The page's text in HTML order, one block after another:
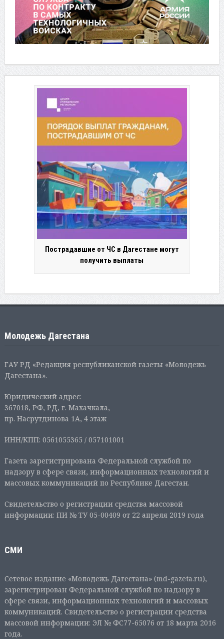
Пострадавшие от ЧС в Дагестане могут
получить выплаты
Молодежь Дагестана
ГАУ РД «Редакция республиканской газеты «Молодежь
Дагестана».
Юридический адрес:
367018, РФ, РД, г. Махачкала,
пр. Насрутдинова 1А, 4 этаж
ИНН/КПП: 0561055365 / 057101001
Газета зарегистрирована Федеральной службой по
надзору в сфере связи, информационных технологий и
массовых коммуникаций по Республике Дагестан.
Свидетельство о регистрации средства массовой
информации: ПИ № ТУ 05-00409 от 22 апреля 2019 года
СМИ
Сетевое издание «Молодежь Дагестана» (md-gazeta.ru),
зарегистрирован Федеральной службой по надзору в
сфере связи, информационных технологий и массовых
коммуникаций. Свидетельство о регистрации средства
массовой информации: ЭЛ № ФС77-65076 от 18 марта 2016
года.